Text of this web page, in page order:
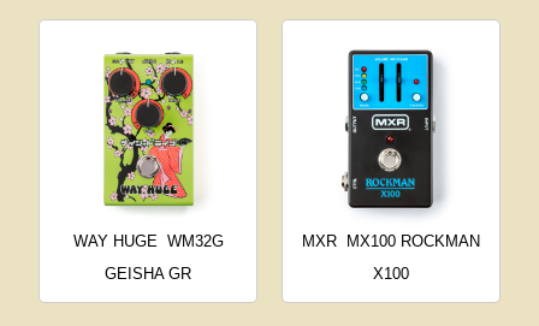
WAY HUGE WM32G
GEISHA GR
MXR
MX100 ROCKMAN
X100